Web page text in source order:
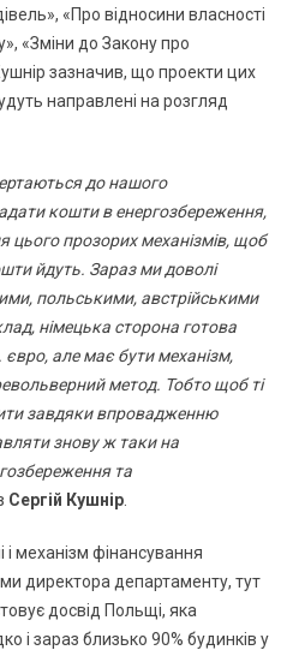
«Про відносини власності
«Зміни до Закону про
зазначив, що проекти цих
направлені на розгляд
до нашого
кошти в енергозбереження,
цього прозорих механізмів, щоб
йдуть. Зараз ми доволі
польськими, австрійськими
німецька сторона готова
але має бути механізм,
метод. Тобто щоб ті
завдяки впровадженню
знову ж таки на
та
Сергій Кушнір
і механізм фінансування
директора департаменту, тут
досвід Польщі, яка
і зараз близько 90% будинків у